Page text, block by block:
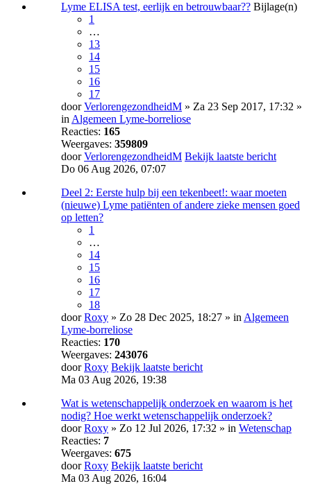
Lyme ELISA test, eerlijk en betrouwbaar?? Bijlage(n)
1
…
13
14
15
16
17
doorVerlorengezondheidM » Za 23 Sep 2017, 17:32 »
in Algemeen Lyme-borreliose
Reacties: 165
Weergaves: 359809
doorVerlorengezondheidM Bekijk laatste bericht
Do 06 Aug 2026, 07:07
Deel 2: Eerste hulp bij een tekenbeet!: waar moeten
(nieuwe) Lyme patiënten of andere zieke mensen goed
op letten?
1
…
14
15
16
17
18
doorRoxy » Zo 28 Dec 2025, 18:27 » in Algemeen
Lyme-borreliose
Reacties: 170
Weergaves: 243076
doorRoxy Bekijk laatste bericht
Ma 03 Aug 2026, 19:38
Wat is wetenschappelijk onderzoek en waarom is het
nodig? Hoe werkt wetenschappelijk onderzoek?
doorRoxy » Zo 12 Jul 2026, 17:32 » in Wetenschap
Reacties: 7
Weergaves: 675
doorRoxy Bekijk laatste bericht
Ma 03 Aug 2026, 16:04